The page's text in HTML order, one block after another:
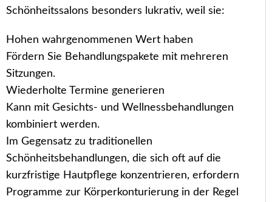
Schönheitssalons besonders lukrativ, weil sie:
Hohen wahrgenommenen Wert haben
Fördern Sie Behandlungspakete mit mehreren
Sitzungen.
Wiederholte Termine generieren
Kann mit Gesichts- und Wellnessbehandlungen
kombiniert werden.
Im Gegensatz zu traditionellen
Schönheitsbehandlungen, die sich oft auf die
kurzfristige Hautpflege konzentrieren, erfordern
Programme zur Körperkonturierung in der Regel